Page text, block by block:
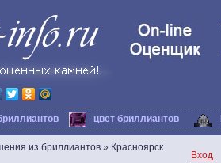
цвет бриллиантов
из бриллиантов » Красноярск
Вход